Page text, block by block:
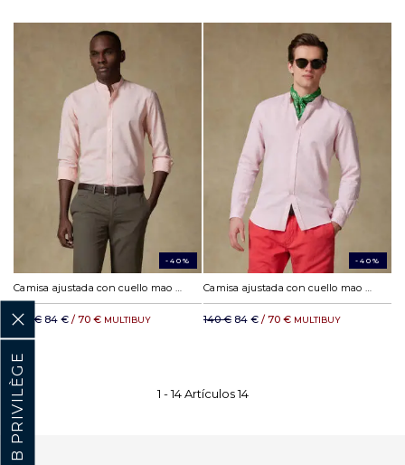
-40%
Camisa ajustada con cuello mao Wayne de lino naranja
140 € 84 € / 70 € MULTIBUY
-40%
Camisa ajustada con cuello mao Zack de lino rosa
140 € 84 € / 70 € MULTIBUY
1 -14Artículos14
CLUB PRIVILÈGE